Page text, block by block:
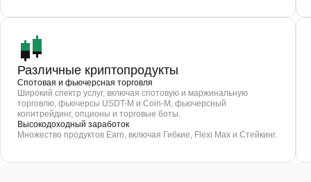
Различные криптопродукты
Спотовая и фьючерсная торговля
Широкий спектр услуг, включая спотовую и маржинальную
торговлю, фьючерсы USDT-M и Coin-M, фьючерсный
копитрейдинг, опционы и торговые боты.
Высокодоходный заработок
Множество продуктов Earn, включая Гибкие, Flexi Max и Стейкинг.